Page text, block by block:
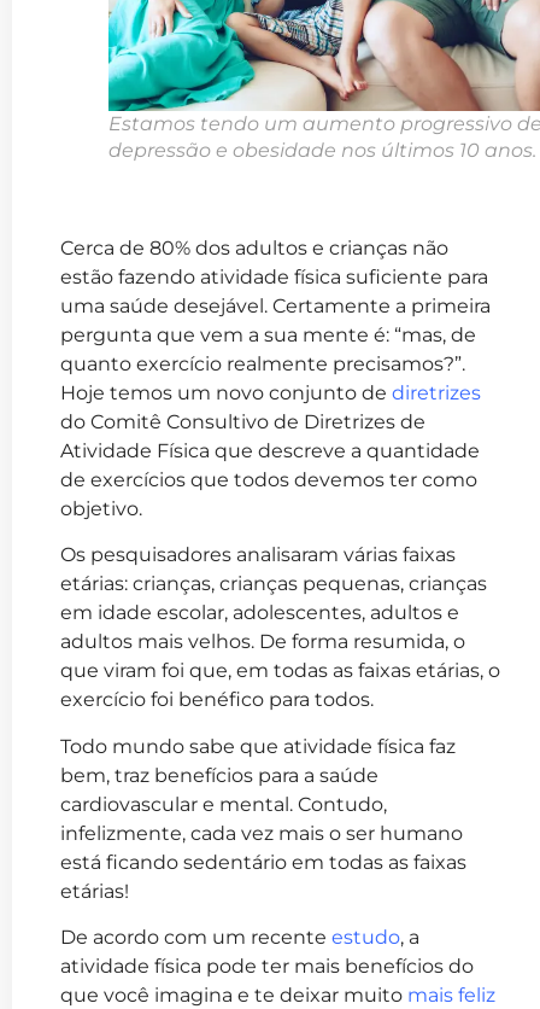
Estamos tendo um aumento progressivo
depressão e obesidade nos últimos 10 anos.
Cerca de 80% dos adultos e crianças não
estão fazendo atividade física suficiente para
uma saúde desejável. Certamente a primeira
pergunta que vem a sua mente é: “mas, de
quanto exercício realmente precisamos?”.
Hoje temos um novo conjunto de diretrizes
do Comitê Consultivo de Diretrizes de
Atividade Física que descreve a quantidade
de exercícios que todos devemos ter como
objetivo.
Os pesquisadores analisaram várias faixas
etárias: crianças, crianças pequenas, crianças
em idade escolar, adolescentes, adultos e
adultos mais velhos. De forma resumida, o
que viram foi que, em todas as faixas etárias, o
exercício foi benéfico para todos.
Todo mundo sabe que atividade física faz
bem, traz benefícios para a saúde
cardiovascular e mental. Contudo,
infelizmente, cada vez mais o ser humano
está ficando sedentário em todas as faixas
etárias!
De acordo com um recente estudo, a
atividade física pode ter mais benefícios do
que você imagina e te deixar muito mais feliz